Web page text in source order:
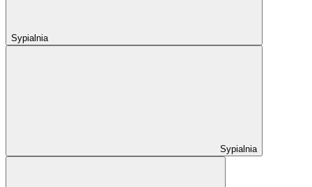
Sypialnia
Sypialnia